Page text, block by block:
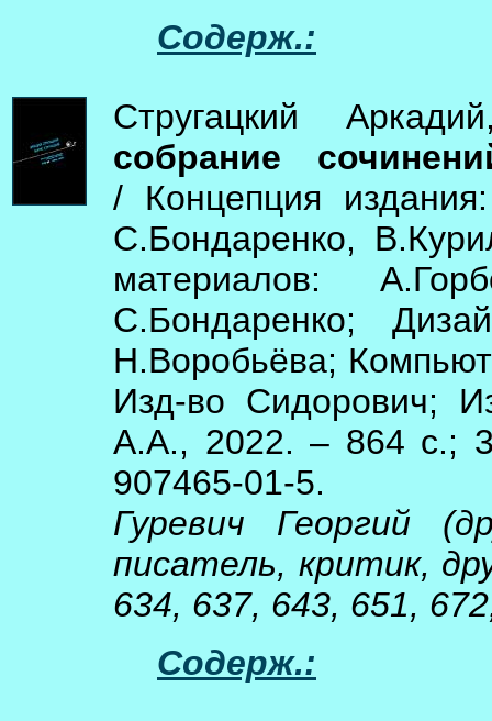
Содерж.:
Стругацкий
собрание
/ Концепция
С.Бондаренко,
материалов:
С.Бондаренко;
Н.Воробьёва;
Изд-во Сидорович;
А.А., 2022. – 864 с.;
907465-01-5.
Гуревич Георгий
писатель, критик,
634, 637, 643, 651,
Содерж.: